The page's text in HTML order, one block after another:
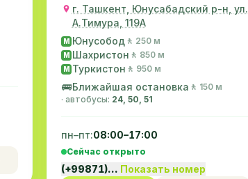
г. Ташкент, Юнусабадский р-н, ул.
А.Тимура, 119A
M Юнусобод🚶 250 м
M Шахристон 🚶 850 м
M Туркистон 🚶 950 м
🚌Ближайшая остановка 🚶 150 м
· автобусы: 24, 50, 51
пн–пт:08:00–17:00
Сейчас открыто
(+99871)… Показать номер